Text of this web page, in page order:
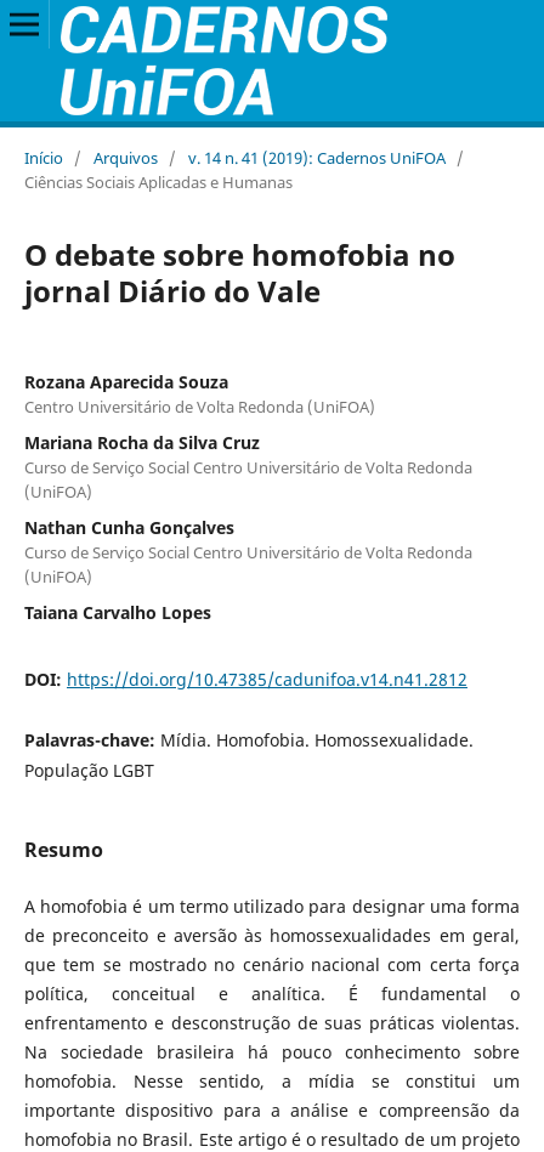
Início / Arquivos / v. 14 n. 41 (2019): Cadernos UniFOA /
Ciências Sociais Aplicadas e Humanas
O debate sobre homofobia no
jornal Diário do Vale
Rozana Aparecida Souza
Centro Universitário de Volta Redonda (UniFOA)
Mariana Rocha da Silva Cruz
Curso de Serviço Social Centro Universitário de Volta Redonda
(UniFOA)
Nathan Cunha Gonçalves
Curso de Serviço Social Centro Universitário de Volta Redonda
(UniFOA)
Taiana Carvalho Lopes
DOI: https://doi.org/10.47385/cadunifoa.v14.n41.2812
Palavras-chave: Mídia. Homofobia. Homossexualidade.
População LGBT
Resumo
A homofobia é um termo utilizado para designar uma forma
de preconceito e aversão às homossexualidades em geral,
que tem se mostrado no cenário nacional com certa força
política, conceitual e analítica. É fundamental o
enfrentamento e desconstrução de suas práticas violentas.
Na sociedade brasileira há pouco conhecimento sobre
homofobia. Nesse sentido, a mídia se constitui um
importante dispositivo para a análise e compreensão da
homofobia no Brasil. Este artigo é o resultado de um projeto